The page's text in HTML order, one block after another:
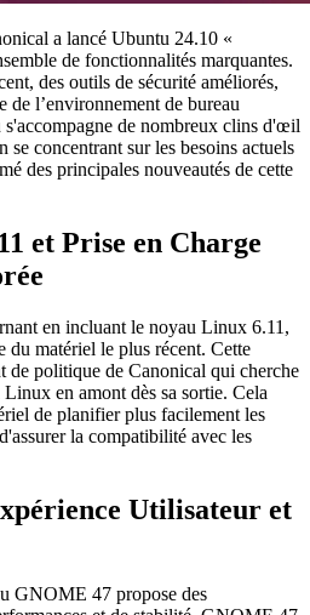
a lancé Ubuntu 24.10 «
de fonctionnalités marquantes.
des outils de sécurité améliorés,
de l’environnement de bureau
de nombreux clins d'œil
se concentrant sur les besoins actuels
des principales nouveautés de cette
et Prise en Charge
en incluant le noyau Linux 6.11,
du matériel le plus récent. Cette
de politique de Canonical qui cherche
en amont dès sa sortie. Cela
de planifier plus facilement les
la compatibilité avec les
Utilisateur et
GNOME 47 propose des